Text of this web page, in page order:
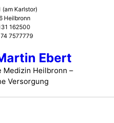
(am Karlstor)
Heilbronn
162500
7577779
Ebert
Medizin Heilbronn –
Versorgung